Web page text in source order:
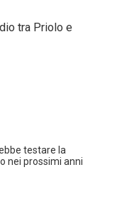
tra Priolo e
testare la
nei prossimi anni